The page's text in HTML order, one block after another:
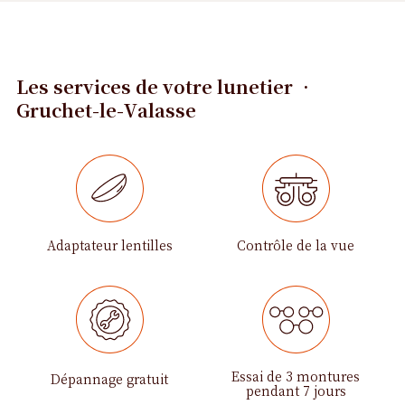
Les services de votre lunetier •
Gruchet-le-Valasse
Adaptateur lentilles Contrôle de la vue
Dépannage gratuit
Essai de 3 montures
pendant 7 jours